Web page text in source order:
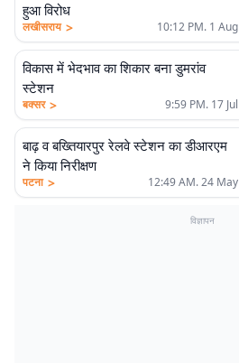
हुआ विरोध
लखीसराय > 10:12 PM. 1 Aug
विकास में भेदभाव का शिकार बना डुमरांव
स्टेशन
बक्सर > 9:59 PM. 17 Jul
बाढ़ व बख्तियारपुर रेलवे स्टेशन का डीआरएम
ने किया निरीक्षण
पटना > 12:49 AM. 24 May
विज्ञापन